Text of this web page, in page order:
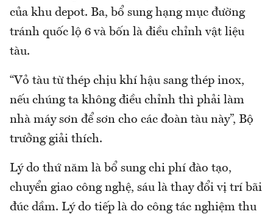
của khu depot. Ba, bổ sung hạng mục đường
tránh quốc lộ 6 và bốn là điều chỉnh vật liệu
tàu.
“Vỏ tàu từ thép chịu khí hậu sang thép inox,
nếu chúng ta không điều chỉnh thì phải làm
nhà máy sơn để sơn cho các đoàn tàu này”, Bộ
trưởng giải thích.
Lý do thứ năm là bổ sung chi phí đào tạo,
chuyển giao công nghệ, sáu là thay đổi vị trí bãi
đúc dầm. Lý do tiếp là do công tác nghiệm thu